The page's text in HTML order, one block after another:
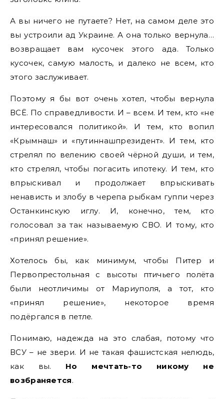
А вы ничего не путаете? Нет, на самом деле это
вы устроили ад Украине. А она только вернула…
возвращает вам кусочек этого ада. Только
кусочек, самую малость, и далеко не всем, кто
этого заслуживает.
Поэтому я бы вот очень хотел, чтобы вернула
ВСЁ. По справедливости. И – всем. И тем, кто «не
интересовался политикой». И тем, кто вопил
«Крымнаш» и «путиннашпрезидент». И тем, кто
стрелял по велению своей чёрной души, и тем,
кто стрелял, чтобы погасить ипотеку. И тем, кто
впрыскивал и продолжает впрыскивать
ненависть и злобу в черепа рыбкам гуппи через
Останкинскую иглу. И, конечно, тем, кто
голосовал за так называемую СВО. И тому, кто
«принял решение».
Хотелось бы, как минимум, чтобы Питер и
Первопрестольная с высоты птичьего полёта
были неотличимы от Мариуполя, а тот, кто
«принял решение», некоторое время
подёргался в петле.
Понимаю, надежда на это слабая, потому что
ВСУ – не звери. И не такая фашистская нелюдь,
как вы. Но мечтать-то никому не
возбраняется.